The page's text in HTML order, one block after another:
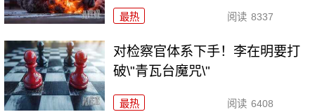
最热 阅读 8337
对检察官体系下手！李在明要打
破\"青瓦台魔咒\"
最热 阅读 6408